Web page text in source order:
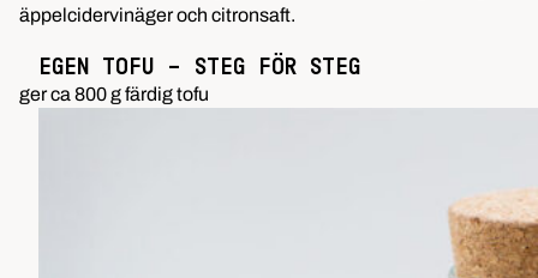
äppelcidervinäger och citronsaft.
EGEN TOFU – STEG FÖR STEG
ger ca 800 g färdig tofu